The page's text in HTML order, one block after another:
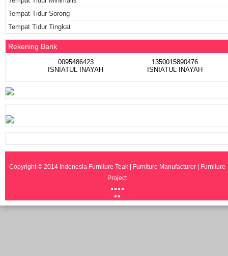
Tempat Tidur Sorong
Tempat Tidur Tingkat
Rekening Bank
0095486423
ISNIATUL INAYAH
1350015890476
ISNIATUL INAYAH
Copyright © 2014 Indonesia Furniture Teak | Furniture Manufacturer | Furniture
Project